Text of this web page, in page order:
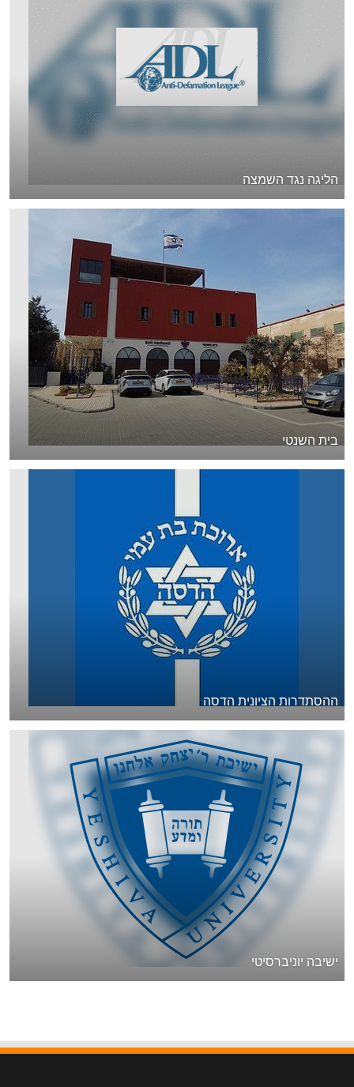
הליגה נגד השמצה
בית השנטי
ההסתדרות הציונית הדסה
ישיבה יוניברסיטי